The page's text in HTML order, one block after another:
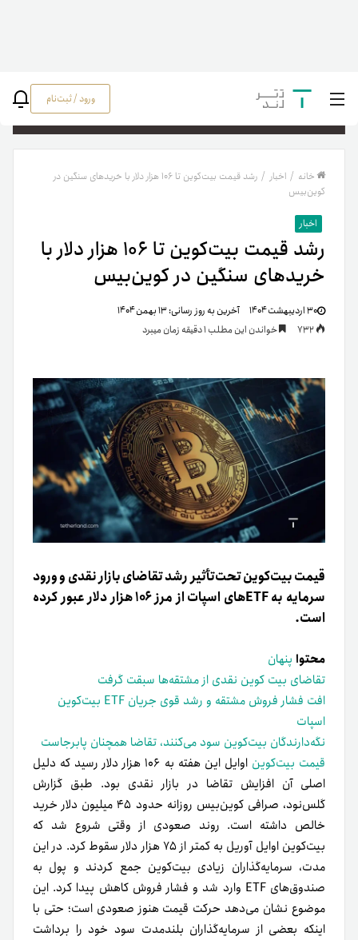
ورود / ثبت‌نام
خانه / اخبار /
رشد قیمت بیت‌کوین تا ۱۰۶ هزار دلار با خریدهای سنگین در
کوین‌بیس
اخبار
رشد قیمت بیت‌کوین تا ۱۰۶ هزار دلار با
خریدهای سنگین در کوین‌بیس
۳۰ اردیبهشت ۱۴۰۴ آخرین به روز رسانی:۱۳ بهمن ۱۴۰۴
خواندن این مطلب 1 دقیقه زمان میبرد
قیمت بیت‌کوین تحت‌تأثیر رشد تقاضای بازار نقدی و ورود
سرمایه به ETFهای اسپات از مرز ۱۰۶ هزار دلار عبور کرده
است.
محتوا پنهان
تقاضای بیت کوین نقدی از مشتقه‌ها سبقت گرفت
افت فشار فروش مشتقه و رشد قوی جریان ETF بیت‌کوین
اسپات
نگه‌دارندگان بیت‌کوین سود می‌کنند، تقاضا همچنان پابرجاست
قیمت بیت‌کوین
اوایل این هفته به ۱۰۶ هزار دلار رسید که دلیل
اصلی آن افزایش تقاضا در بازار نقدی بود. طبق گزارش
گلس‌نود، صرافی کوین‌بیس روزانه حدود ۴۵ میلیون دلار خرید
خالص داشته است. روند صعودی از وقتی شروع شد که
بیت‌کوین اوایل آوریل به کمتر از ۷۵ هزار دلار سقوط کرد. در این
مدت، سرمایه‌گذاران زیادی بیت‌کوین جمع کردند و پول به
صندوق‌های ETF وارد شد و فشار فروش کاهش پیدا کرد. این
موضوع نشان می‌دهد حرکت قیمت هنوز صعودی است؛ حتی با
اینکه بعضی از سرمایه‌گذاران بلندمدت سود خود را برداشت